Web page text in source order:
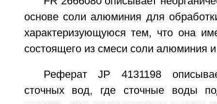
основе соли алюминия для
характеризующуюся тем, что она
состоящего из смеси соли алюминия
Реферат JP 4131198
сточных вод, где сточные воды